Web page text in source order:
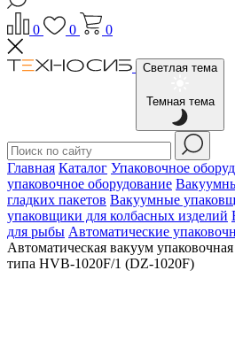
0 0 0
Светлая тема
Темная тема
Главная Каталог Упаковочное
упаковочное оборудование
гладких пакетов Вакуумные
упаковщики для колбасных изделий
для рыбы Автоматические
Автоматическая вакуум
типа HVB-1020F/1 (DZ-1020F)